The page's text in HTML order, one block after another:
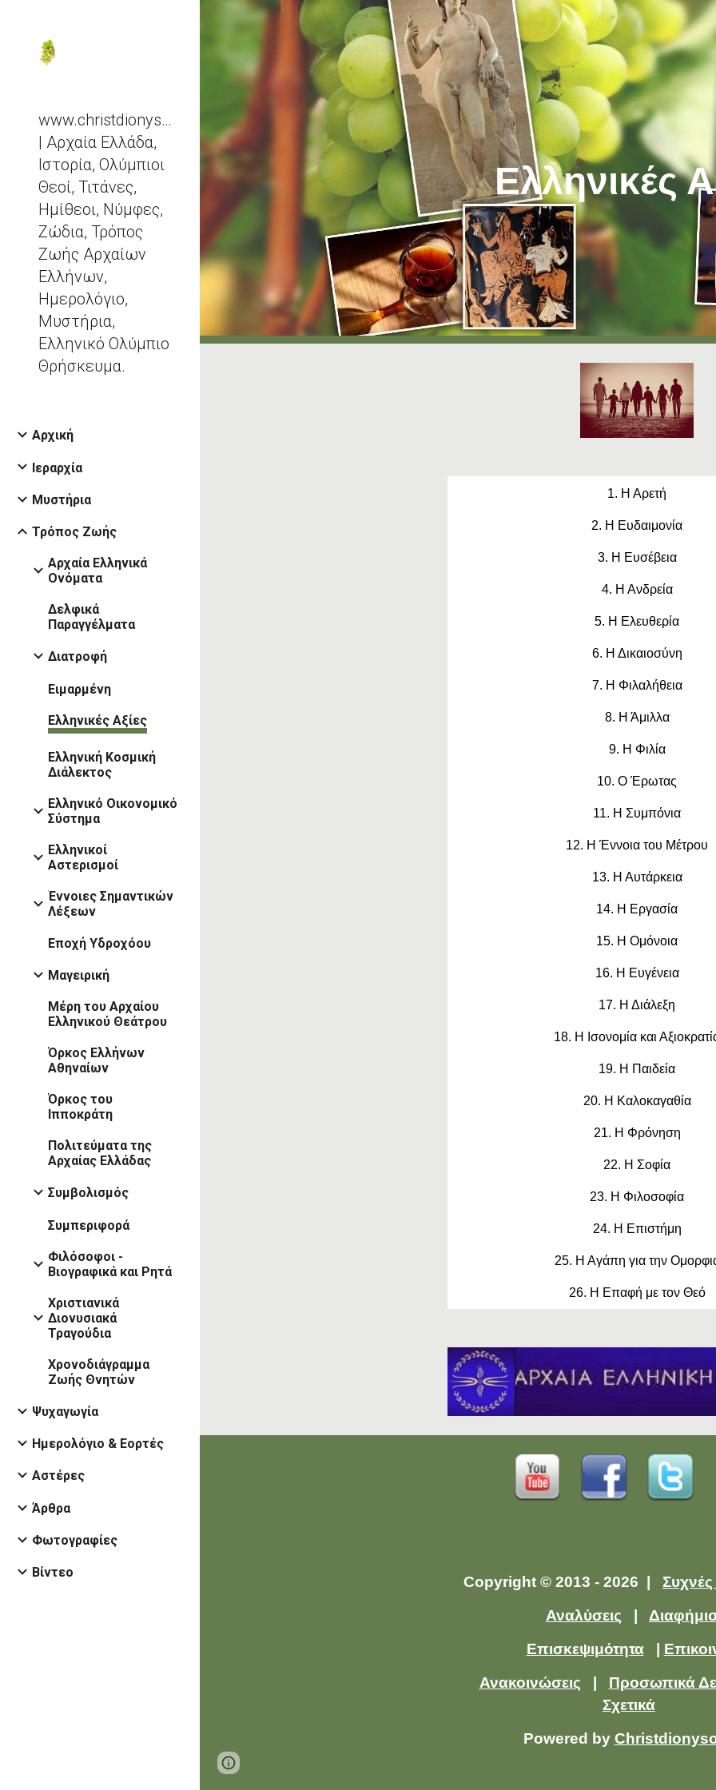
Skip to main content Skip to
www.christdionysos.com
| Αρχαία Ελλάδα,
Ιστορία, Ολύμπιοι
Θεοί, Τιτάνες,
Ημίθεοι, Νύμφες,
Ζώδια, Τρόπος
Ζωής Αρχαίων
Ελλήνων,
Ημερολόγιο,
Μυστήρια,
Ελληνικό Ολύμπιο
Θρήσκευμα.
Αρχική
Ιεραρχία
Μυστήρια
Τρόπος Ζωής
Αρχαία Ελληνικά
Ονόματα
Δελφικά
Παραγγέλματα
Διατροφή
Ειμαρμένη
Ελληνικές Αξίες
Ελληνική Κοσμική
Διάλεκτος
Ελληνικό Οικονομικό
Σύστημα
Ελληνικοί
Αστερισμοί
Έννοιες Σημαντικών
Λέξεων
Εποχή Υδροχόου
Μαγειρική
Μέρη του Αρχαίου
Ελληνικού Θεάτρου
Όρκος Ελλήνων
Αθηναίων
Όρκος του
Ιπποκράτη
Πολιτεύματα της
Αρχαίας Ελλάδας
Συμβολισμός
Συμπεριφορά
Φιλόσοφοι -
Βιογραφικά και Ρητά
Χριστιανικά
Διονυσιακά
Τραγούδια
Χρονοδιάγραμμα
Ζωής Θνητών
Ψυχαγωγία
Ημερολόγιο & Εορτές
Αστέρες
Άρθρα
Φωτογραφίες
Βίντεο
Ελληνικές
1. Η Αρετή
2. Η Ευδαιμονία
3. Η Ευσέβεια
4. Η Ανδρεία
5. Η Ελευθερία
6. Η Δικαιοσύνη
7. Η Φιλαλήθεια
8. Η Άμιλλα
9. Η Φιλία
10. Ο Έρωτας
11. Η Συμπόνια
12. Η Έννοια του Μέτρου
13. Η Αυτάρκεια
14. Η Εργασία
15. Η Ομόνοια
16. Η Ευγένεια
17. Η Διάλεξη
18. Η Ισονομία και
19. Η Παιδεία
20. Η Καλοκαγαθία
21. Η Φρόνηση
22. Η Σοφία
23. Η Φιλοσοφία
24. Η Επιστήμη
25. Η Αγάπη για την
26. Η Επαφή με τον Θεό
Copyright © 2013 - 2026 |
Αναλύσεις
Επισκεψιμότητα|
Ανακοινώσεις
Προσωπικά
Σχετικά
Powered by